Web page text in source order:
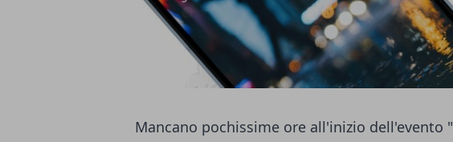
Mancano pochissime ore all'inizio dell'evento "